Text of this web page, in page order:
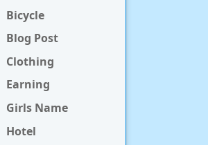
Bicycle
Blog Post
Clothing
Earning
Girls Name
Hotel